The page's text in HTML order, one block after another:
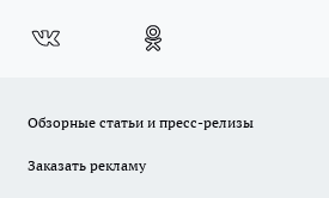
Обзорные статьи и пресс-релизы
Заказать рекламу